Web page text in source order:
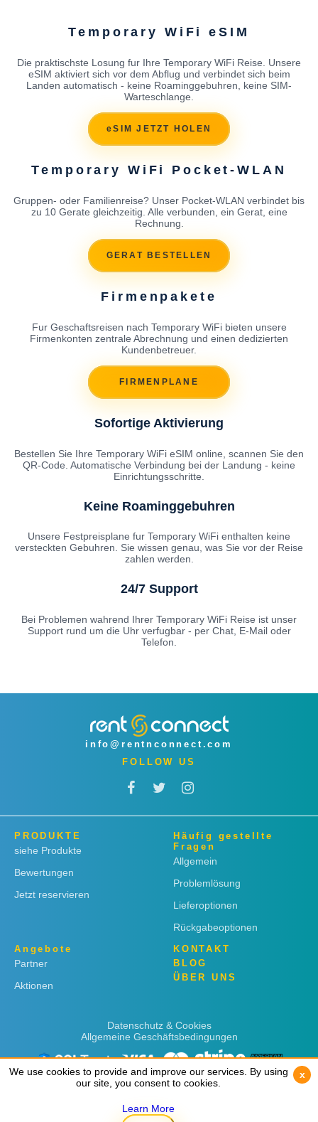
Temporary WiFi eSIM
Die praktischste Losung fur Ihre Temporary WiFi Reise. Unsere
eSIM aktiviert sich vor dem Abflug und verbindet sich beim
Landen automatisch - keine Roaminggebuhren, keine SIM-
Warteschlange.
eSIM JETZT HOLEN
Temporary WiFi Pocket-WLAN
Gruppen- oder Familienreise? Unser Pocket-WLAN verbindet bis
zu 10 Gerate gleichzeitig. Alle verbunden, ein Gerat, eine
Rechnung.
GERAT BESTELLEN
Firmenpakete
Fur Geschaftsreisen nach Temporary WiFi bieten unsere
Firmenkonten zentrale Abrechnung und einen dedizierten
Kundenbetreuer.
FIRMENPLANE
Sofortige Aktivierung
Bestellen Sie Ihre Temporary WiFi eSIM online, scannen Sie den
QR-Code. Automatische Verbindung bei der Landung - keine
Einrichtungsschritte.
Keine Roaminggebuhren
Unsere Festpreisplane fur Temporary WiFi enthalten keine
versteckten Gebuhren. Sie wissen genau, was Sie vor der Reise
zahlen werden.
24/7 Support
Bei Problemen wahrend Ihrer Temporary WiFi Reise ist unser
Support rund um die Uhr verfugbar - per Chat, E-Mail oder
Telefon.
info@rentnconnect.com
FOLLOW US
PRODUKTE
siehe Produkte
Bewertungen
Jetzt reservieren
Häufig gestellte
Fragen
Allgemein
Problemlösung
Lieferoptionen
Rückgabeoptionen
Angebote
Partner
Aktionen
KONTAKT
BLOG
ÜBER UNS
Datenschutz & Cookies
Allgemeine Geschäftsbedingungen
We use cookies to provide and improve our services. By using
our site, you consent to cookies.
Learn More
x
We use cookies to provide and improve our services. By using
our site, you consent to cookies.
Learn More
x